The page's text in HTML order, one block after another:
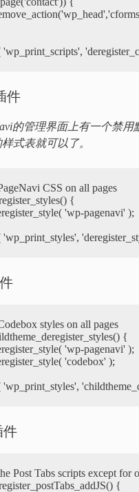
件
的管理界面上有一个禁用
式表就可以了。
CSS on all pages
{
styles on all pages
{
件
Post Tabs scripts except for
{